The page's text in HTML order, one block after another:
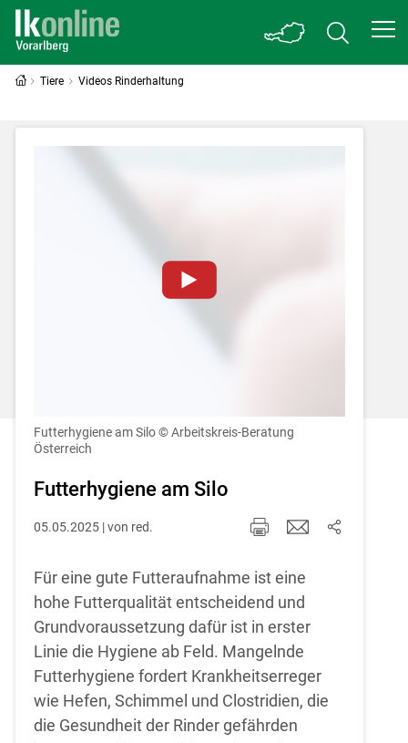
Tiere Videos Rinderhaltung
Einstellungen jederzeit einsehen und
korrigieren
Futterhygiene am Silo © Arbeitskreis-Beratung
Österreich
Futterhygiene am Silo
05.05.2025 | von red.
Für eine gute Futteraufnahme ist eine
hohe Futterqualität entscheidend und
Grundvoraussetzung dafür ist in erster
Linie die Hygiene ab Feld. Mangelnde
Futterhygiene fordert Krankheitserreger
wie Hefen, Schimmel und Clostridien, die
die Gesundheit der Rinder gefährden